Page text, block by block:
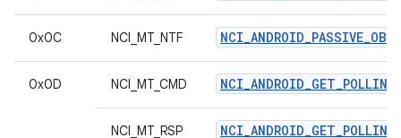
0x0C NCI_MT_NTF
0x0D NCI_MT_CMD
NCI_MT_RSP